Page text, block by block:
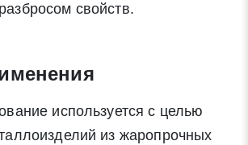
свойств.
используется с целью
из жаропрочных